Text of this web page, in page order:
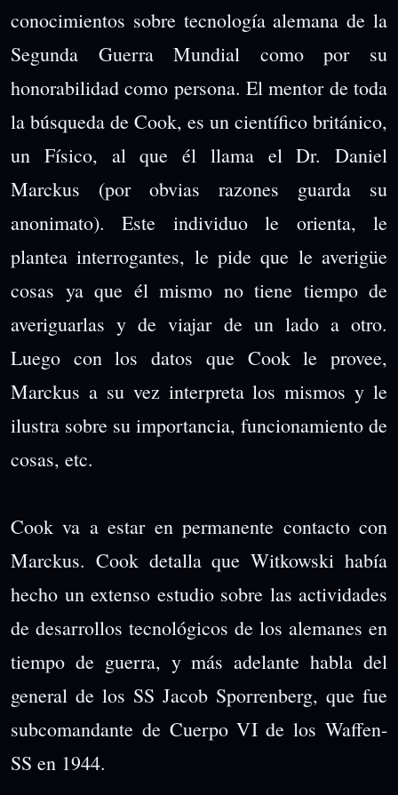
conocimientos sobre tecnología alemana de la
Segunda Guerra Mundial como por su
honorabilidad como persona. El mentor de toda
la búsqueda de Cook, es un científico británico,
un Físico, al que él llama el Dr. Daniel
Marckus (por obvias razones guarda su
anonimato). Este individuo le orienta, le
plantea interrogantes, le pide que le averigüe
cosas ya que él mismo no tiene tiempo de
averiguarlas y de viajar de un lado a otro.
Luego con los datos que Cook le provee,
Marckus a su vez interpreta los mismos y le
ilustra sobre su importancia, funcionamiento de
cosas, etc.
Cook va a estar en permanente contacto con
Marckus. Cook detalla que Witkowski había
hecho un extenso estudio sobre las actividades
de desarrollos tecnológicos de los alemanes en
tiempo de guerra, y más adelante habla del
general de los SS Jacob Sporrenberg, que fue
subcomandante de Cuerpo VI de los Waffen-
SS en 1944.